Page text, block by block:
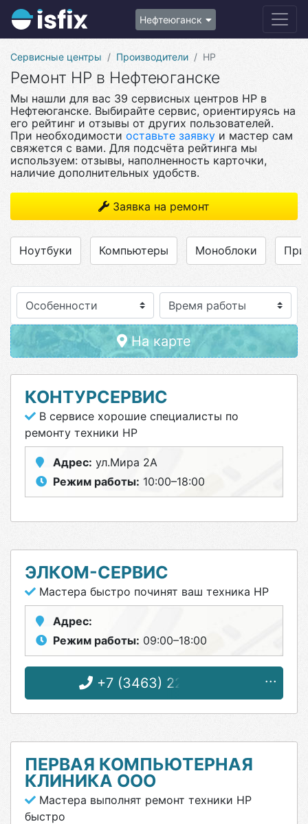
Нефтеюганск
Сервисные центры Производители HP
Ремонт HP в Нефтеюганске
Мы нашли для вас 39 сервисных центров HP в
Нефтеюганске. Выбирайте сервис, ориентируясь на
его рейтинг и отзывы от других пользователей.
При необходимости оставьте заявку и мастер сам
свяжется с вами. Для подсчёта рейтинга мы
используем: отзывы, наполненность карточки,
наличие дополнительных удобств.
Заявка на ремонт
Ноутбуки Компьютеры Моноблоки
Особенности
На карте
КОНТУРСЕРВИС
В сервисе хорошие специалисты по
ремонту техники HP
Адрес: ул.Мира 2А
Режим работы: 10:00–18:00
ЭЛКОМ-СЕРВИС
Мастера быстро починят ваш техника HP
Адрес:
Режим работы: 09:00–18:00
+7 (3463) 22-47-03
ПЕРВАЯ КОМПЬЮТЕРНАЯ
КЛИНИКА ООО
Мастера выполнят ремонт техники HP
быстро